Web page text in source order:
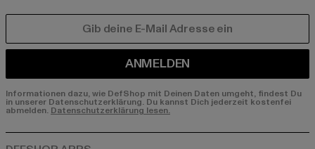
ANMELDEN
Informationen dazu, wie DefShop mit Deinen Daten umgeht, findest Du
in unserer Datenschutzerklärung. Du kannst Dich jederzeit kostenfei
abmelden. Datenschutzerklärung lesen.